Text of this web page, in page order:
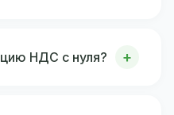
НДС с нуля?